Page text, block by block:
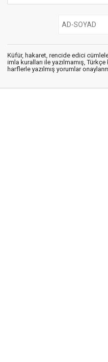
Küfür, hakaret, rencide edici
imla kuralları ile yazılmamış,
harflerle yazılmış yorumlar